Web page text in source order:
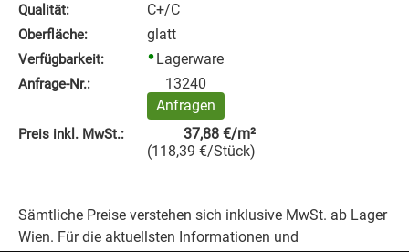
Qualität: C+/C
Oberfläche: glatt
Verfügbarkeit: Lagerware
Anfrage‑Nr.:
13240
Anfragen
Preis inkl. MwSt.: 37,88 €/m²
(118,39 €/Stück)
Sämtliche Preise verstehen sich inklusive MwSt. ab Lager
Wien. Für die aktuellsten Informationen und